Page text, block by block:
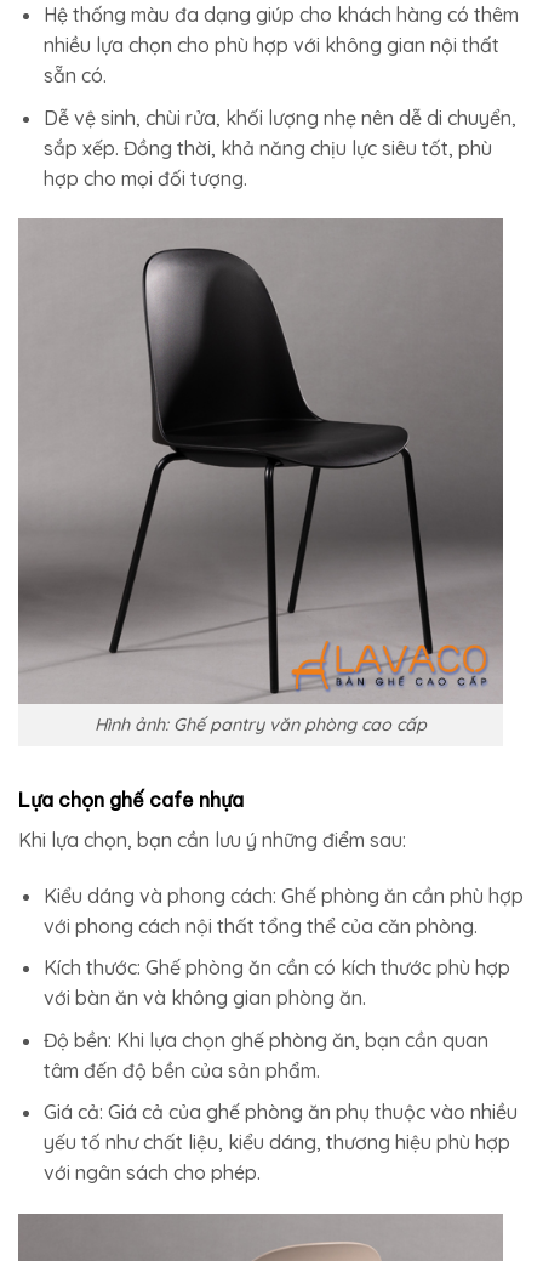
Hệ thống màu đa dạng giúp cho khách hàng có thêm
nhiều lựa chọn cho phù hợp với không gian nội thất
sẵn có.
Dễ vệ sinh, chùi rửa, khối lượng nhẹ nên dễ di chuyển,
sắp xếp. Đồng thời, khả năng chịu lực siêu tốt, phù
hợp cho mọi đối tượng.
Hình ảnh: Ghế pantry văn phòng cao cấp
Lựa chọn ghế cafe nhựa
Khi lựa chọn, bạn cần lưu ý những điểm sau:
Kiểu dáng và phong cách: Ghế phòng ăn cần phù hợp
với phong cách nội thất tổng thể của căn phòng.
Kích thước: Ghế phòng ăn cần có kích thước phù hợp
với bàn ăn và không gian phòng ăn.
Độ bền: Khi lựa chọn ghế phòng ăn, bạn cần quan
tâm đến độ bền của sản phẩm.
Giá cả: Giá cả của ghế phòng ăn phụ thuộc vào nhiều
yếu tố như chất liệu, kiểu dáng, thương hiệu phù hợp
với ngân sách cho phép.